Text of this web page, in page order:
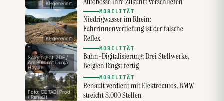
KI-generiert
Autobosse ihre Zukunft verschliefen
KI-generiert
MOBILITÄT
Niedrigwasser im Rhein:
Fahrrinnenvertiefung ist der falsche
Reflex
Screenshot: ZDF /
Am Puls mit Dunja
Hayali
MOBILITÄT
Bahn-Digitalisierung: Drei Stellwerke,
Belgien längst fertig
Foto: CÉTADI Prod
/ Renault
MOBILITÄT
Renault verdient mit Elektroautos, BMW
streicht 8.000 Stellen